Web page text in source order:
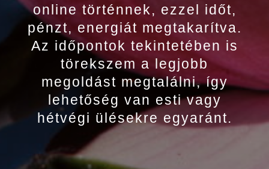
online történnek, ezzel időt,
pénzt, energiát megtakarítva.
Az időpontok tekintetében is
törekszem a legjobb
megoldást megtalálni, így
lehetőség van esti vagy
hétvégi ülésekre egyaránt.